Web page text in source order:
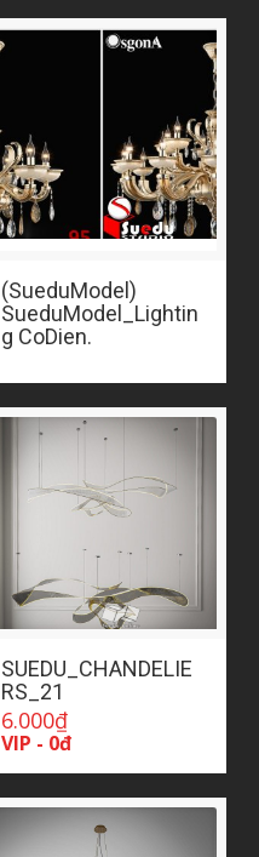
(SueduModel)
SueduModel_Lightin
g CoDien.
SUEDU_CHANDELIE
RS_21
6.000₫
VIP - 0đ